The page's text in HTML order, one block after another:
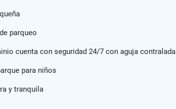
parqueo
cuenta con seguridad 24/7 con aguja contralada
para niños
y tranquila